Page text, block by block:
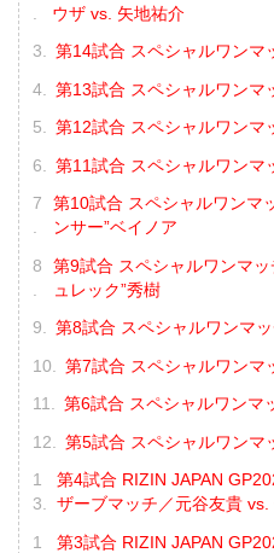
ウザ vs. 矢地祐介
第14試合 スペシャルワンマ
第13試合 スペシャルワンマ
第12試合 スペシャルワンマ
第11試合 スペシャルワンマ
第10試合 スペシャルワンマ
ンサー”ベイノア
第9試合 スペシャルワンマ
ュレック”秀樹
第8試合 スペシャルワンマ
第7試合 スペシャルワンマ
第6試合 スペシャルワンマ
第5試合 スペシャルワンマ
第4試合 RIZIN JAPAN
ザーブマッチ／元谷友貴 vs.
第3試合 RIZIN JAPAN